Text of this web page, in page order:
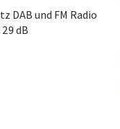
DAB und FM Radio
dB